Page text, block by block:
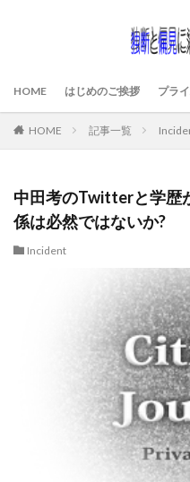
HOME はじめのご挨拶 プラ
HOME 記事一覧
中田考のTwitterと学歴
係は必然ではないか?
Incident